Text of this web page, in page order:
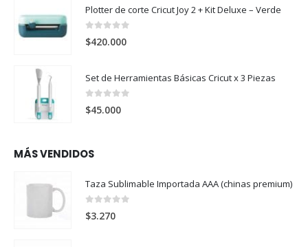
Plotter de corte Cricut Joy 2 + Kit Deluxe – Verde
0
$420.000
Set de Herramientas Básicas Cricut x 3 Piezas
0
$45.000
MÁS VENDIDOS
Taza Sublimable Importada AAA (chinas premium)
0
$3.270